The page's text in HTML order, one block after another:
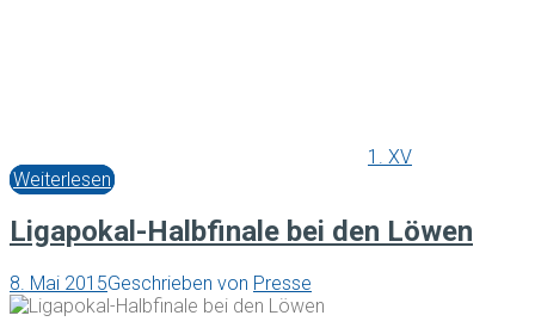
1. XV
Weiterlesen
Ligapokal-Halbfinale bei den Löwen
8. Mai 2015Geschrieben von Presse